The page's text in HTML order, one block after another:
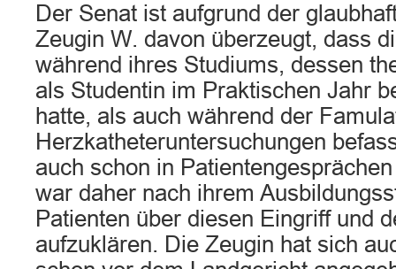
Der Senat ist aufgrund der
Zeugin W. davon überzeugt, dass
während ihres Studiums, dessen
als Studentin im Praktischen Jahr
hatte, als auch während der
Herzkatheteruntersuchungen
auch schon in
war daher nach ihrem
Patienten über diesen Eingriff und
aufzuklären. Die Zeugin hat sich